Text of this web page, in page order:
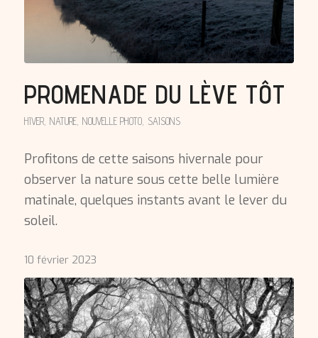
PROMENADE DU LÈVE TÔT
HIVER, NATURE, NOUVELLE PHOTO, SAISONS
Profitons de cette saisons hivernale pour
observer la nature sous cette belle lumière
matinale, quelques instants avant le lever du
soleil.
10 février 2023